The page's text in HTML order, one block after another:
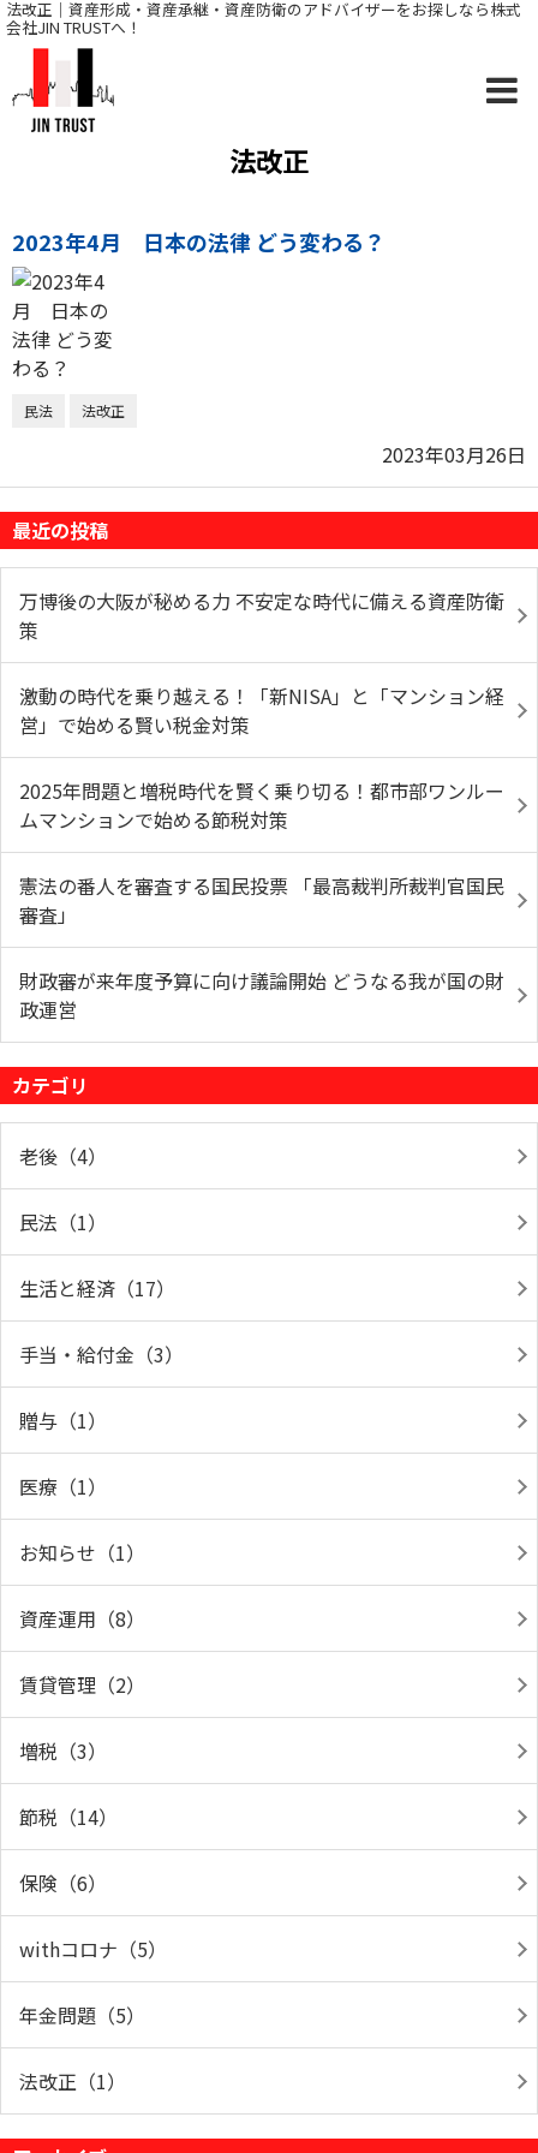
法改正｜資産形成・資産承継・資産防衛のアドバイザーをお探しなら株式
会社JIN TRUSTへ！
法改正
2023年4月 日本の法律 どう変わる？
民法 法改正
2023年03月26日
最近の投稿
万博後の大阪が秘める力 不安定な時代に備える資産防衛
策
激動の時代を乗り越える！「新NISA」と「マンション経
営」で始める賢い税金対策
2025年問題と増税時代を賢く乗り切る！都市部ワンルー
ムマンションで始める節税対策
憲法の番人を審査する国民投票 「最高裁判所裁判官国民
審査」
財政審が来年度予算に向け議論開始 どうなる我が国の財
政運営
カテゴリ
老後（4）
民法（1）
生活と経済（17）
手当・給付金（3）
贈与（1）
医療（1）
お知らせ（1）
資産運用（8）
賃貸管理（2）
増税（3）
節税（14）
保険（6）
withコロナ（5）
年金問題（5）
法改正（1）